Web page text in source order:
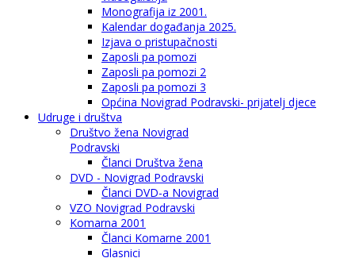
Monografija iz 2001.
Kalendar događanja 2025.
Izjava o pristupačnosti
Zaposli pa pomozi
Zaposli pa pomozi 2
Zaposli pa pomozi 3
Općina Novigrad Podravski- prijatelj djece
Udruge i društva
Društvo žena Novigrad
Podravski
Članci Društva žena
DVD - Novigrad Podravski
Članci DVD-a Novigrad
VZO Novigrad Podravski
Komarna 2001
Članci Komarne 2001
Glasnici